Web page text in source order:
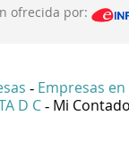
ofrecida por:
- Empresas en
D C - Mi